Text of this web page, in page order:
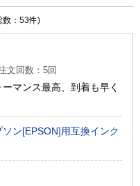
数：53件)
文回数：5回
マンス最高、到着も早く
ン[EPSON]用互換インク